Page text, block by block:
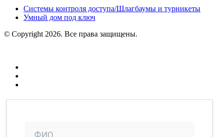
Системы контроля доступа/Шлагбаумы и турникеты
Умный дом под ключ
© Copyright 2026. Все права защищены.